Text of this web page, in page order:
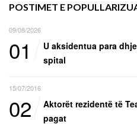
POSTIMET E
09/08/2026
01
U aksidentua para
spital
15/07/2016
02
Aktorët rezidentë të
pagat